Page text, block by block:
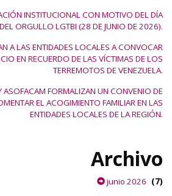
INSTITUCIONAL CON MOTIVO DEL DÍA
ORGULLO LGTBI (28 DE JUNIO DE 2026).
A LAS ENTIDADES LOCALES A CONVOCAR
EN RECUERDO DE LAS VÍCTIMAS DE LOS
TERREMOTOS DE VENEZUELA.
ASOFACAM FORMALIZAN UN CONVENIO DE
EL ACOGIMIENTO FAMILIAR EN LAS
ENTIDADES LOCALES DE LA REGIÓN.
Archivo
junio 2026 (7)